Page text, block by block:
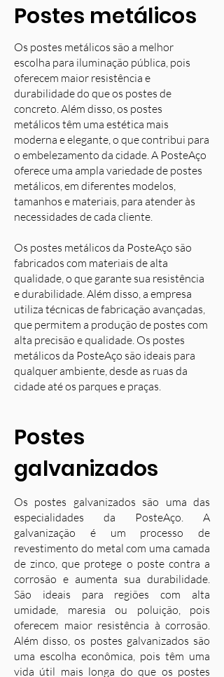
Postes metálicos
Os postes metálicos são a melhor
escolha para iluminação pública, pois
oferecem maior resistência e
durabilidade do que os postes de
concreto. Além disso, os postes
metálicos têm uma estética mais
moderna e elegante, o que contribui para
o embelezamento da cidade. A PosteAço
oferece uma ampla variedade de postes
metálicos, em diferentes modelos,
tamanhos e materiais, para atender às
necessidades de cada cliente.
Os postes metálicos da PosteAço são
fabricados com materiais de alta
qualidade, o que garante sua resistência
e durabilidade. Além disso, a empresa
utiliza técnicas de fabricação avançadas,
que permitem a produção de postes com
alta precisão e qualidade. Os postes
metálicos da PosteAço são ideais para
qualquer ambiente, desde as ruas da
cidade até os parques e praças.
Postes
galvanizados
Os postes galvanizados são uma das
especialidades da PosteAço. A
galvanização é um processo de
revestimento do metal com uma camada
de zinco, que protege o poste contra a
corrosão e aumenta sua durabilidade.
São ideais para regiões com alta
umidade, maresia ou poluição, pois
oferecem maior resistência à corrosão.
Além disso, os postes galvanizados são
uma escolha econômica, pois têm uma
vida útil mais longa do que os postes